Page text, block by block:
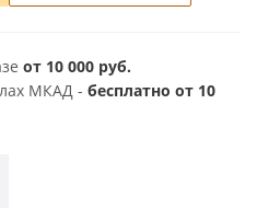
от 10 000 руб.
МКАД - бесплатно от 10